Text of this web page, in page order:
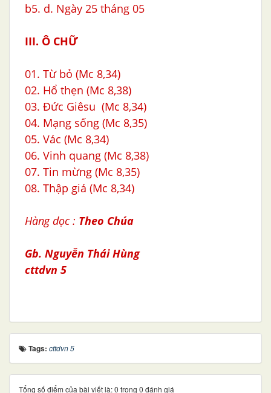
b5. d. Ngày 25 tháng 05
III. Ô CHỮ
01. Từ bỏ (Mc 8,34)
02. Hổ thẹn (Mc 8,38)
03. Đức Giêsu (Mc 8,34)
04. Mạng sống (Mc 8,35)
05. Vác (Mc 8,34)
06. Vinh quang (Mc 8,38)
07. Tin mừng (Mc 8,35)
08. Thập giá (Mc 8,34)
Hàng dọc : Theo Chúa
Gb. Nguyễn Thái Hùng
cttdvn 5
Tags: cttdvn 5
Tổng số điểm của bài viết là: 0 trong 0 đánh giá